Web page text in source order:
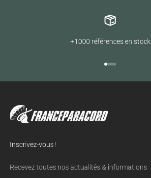
+1000 références en stock
Inscrivez-vous !
Recevez toutes nos actualités & informations